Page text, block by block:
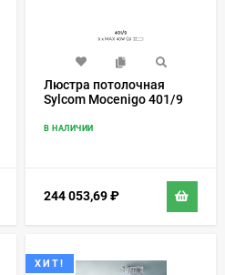
Люстра потолочная
Sylcom Mocenigo 401/9
В НАЛИЧИИ
244 053,69₽
ХИТ!